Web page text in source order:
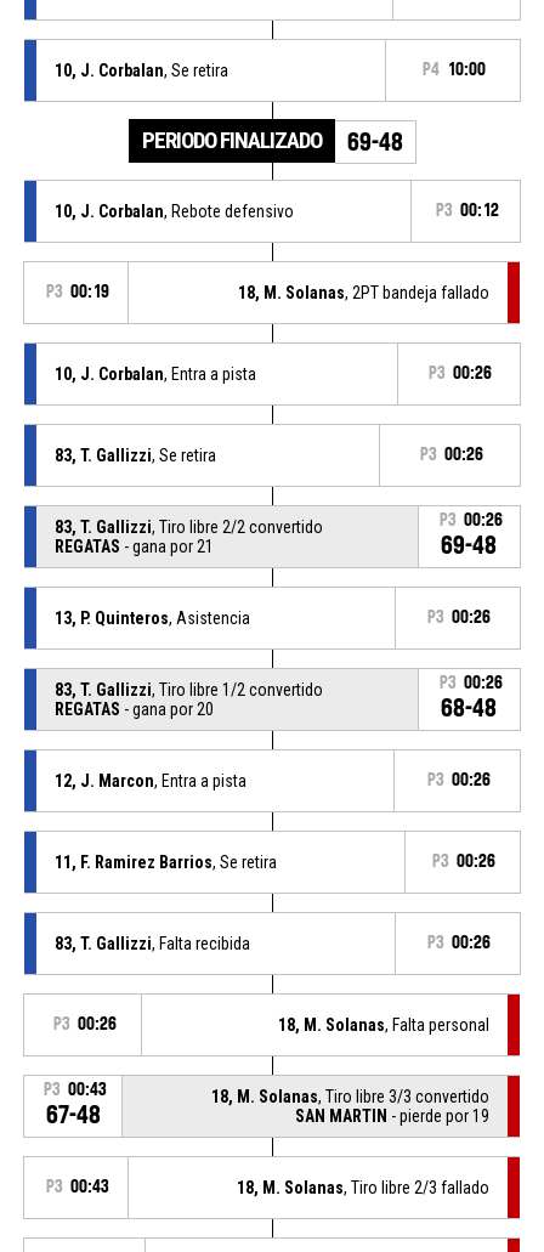
10, J. Corbalan, Se retira P4 10:00
PERIODO FINALIZADO 69-48
10, J. Corbalan, Rebote defensivo P3 00:12
P3 00:19 18, M. Solanas, 2PT bandeja fallado
10, J. Corbalan, Entra a pista P3 00:26
83, T. Gallizzi, Se retira P3 00:26
83, T. Gallizzi, Tiro libre 2/2 convertido
REGATAS - gana por 21
P3 00:26
69-48
13, P. Quinteros, Asistencia P3 00:26
83, T. Gallizzi, Tiro libre 1/2 convertido
REGATAS - gana por 20
P3 00:26
68-48
12, J. Marcon, Entra a pista P3 00:26
11, F. Ramirez Barrios, Se retira P3 00:26
83, T. Gallizzi, Falta recibida P3 00:26
P3 00:26 18, M. Solanas, Falta personal
P3 00:43
67-48
18, M. Solanas, Tiro libre 3/3 convertido
SAN MARTIN - pierde por 19
P3 00:43 18, M. Solanas, Tiro libre 2/3 fallado